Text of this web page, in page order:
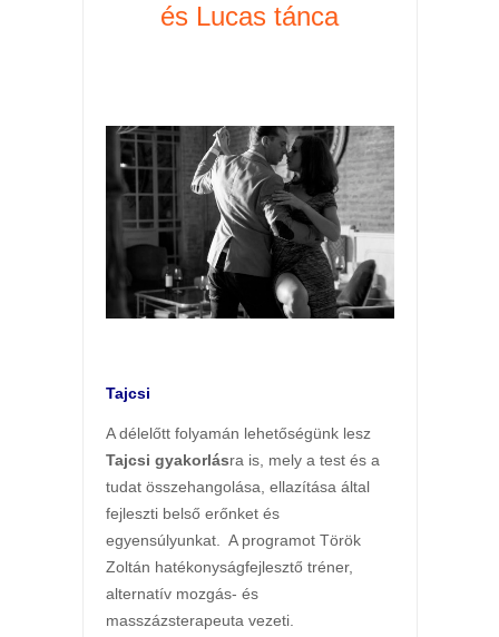
és Lucas tánca
Tajcsi
A délelőtt folyamán lehetőségünk lesz
Tajcsi gyakorlásra is, mely a test és a
tudat összehangolása, ellazítása által
fejleszti belső erőnket és
egyensúlyunkat. A programot Török
Zoltán hatékonyságfejlesztő tréner,
alternatív mozgás- és
masszázsterapeuta vezeti.